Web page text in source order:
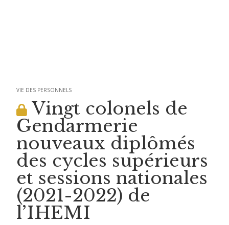
VIE DES PERSONNELS
Vingt colonels de
Gendarmerie
nouveaux diplômés
des cycles supérieurs
et sessions nationales
(2021-2022) de
l’IHEMI